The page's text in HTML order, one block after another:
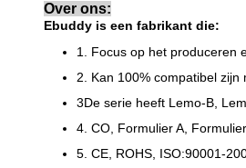
Over ons:
Ebuddy is een fabrikant die:
1. Focus op het produceren
2. Kan 100% compatibel zijn
3De serie heeft Lemo-B,
4. CO, Formulier A,
5. CE, ROHS, ISO:90001-